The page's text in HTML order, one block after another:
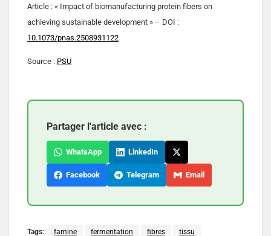
Article : « Impact of biomanufacturing protein fibers on
achieving sustainable development » – DOI :
10.1073/pnas.2508931122
Source : PSU
Partager l'article avec :
WhatsApp LinkedIn
Facebook Telegram Email
Tags: famine fermentation fibres tissu